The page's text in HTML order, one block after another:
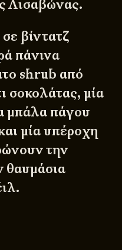
Λισαβώνας.
βίντατζ
πάνινα
shrub από
σοκολάτας, μία
μπάλα πάγου
μία υπέροχη
την
θαυμάσια